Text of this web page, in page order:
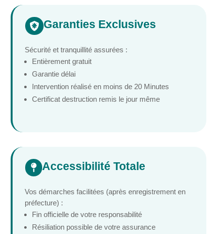
 Garanties Exclusives
Sécurité et tranquillité assurées :
Entièrement gratuit
Garantie délai
Intervention réalisé en moins de 20 Minutes
Certificat destruction remis le jour même
 Accessibilité Totale
Vos démarches facilitées (après enregistrement en
préfecture) :
Fin officielle de votre responsabilité
Résiliation possible de votre assurance